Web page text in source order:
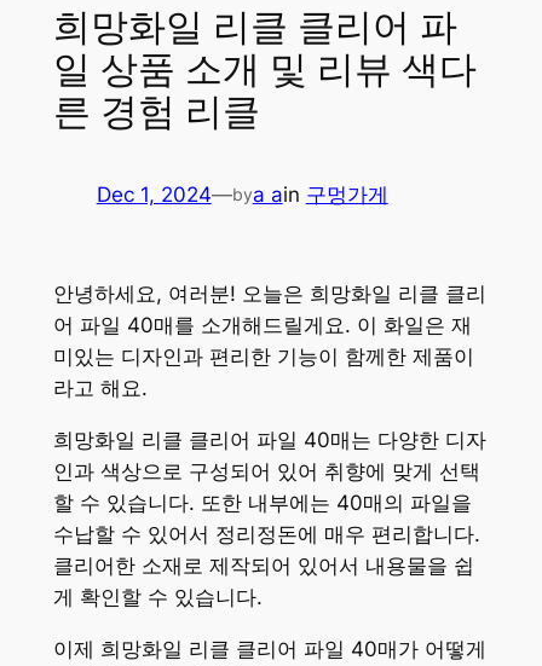
희망화일 리클 클리어 파
일 상품 소개 및 리뷰 색다
른 경험 리클
Dec 1, 2024—bya ain 구멍가게
안녕하세요, 여러분! 오늘은 희망화일 리클 클리
어 파일 40매를 소개해드릴게요. 이 화일은 재
미있는 디자인과 편리한 기능이 함께한 제품이
라고 해요.
희망화일 리클 클리어 파일 40매는 다양한 디자
인과 색상으로 구성되어 있어 취향에 맞게 선택
할 수 있습니다. 또한 내부에는 40매의 파일을
수납할 수 있어서 정리정돈에 매우 편리합니다.
클리어한 소재로 제작되어 있어서 내용물을 쉽
게 확인할 수 있습니다.
이제 희망화일 리클 클리어 파일 40매가 어떻게